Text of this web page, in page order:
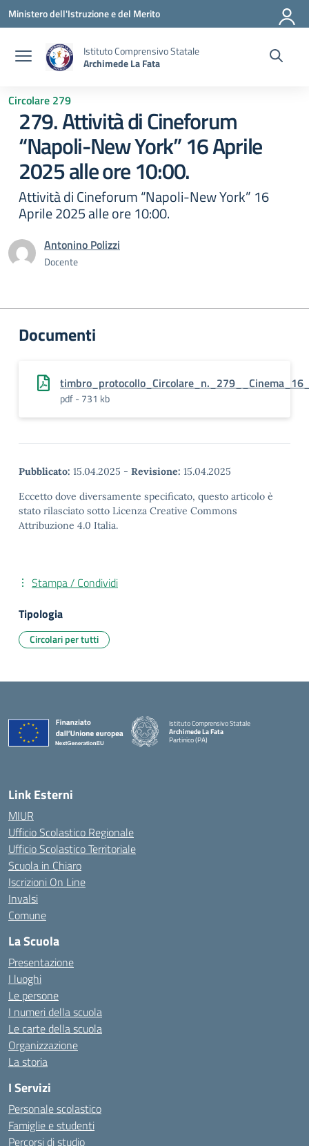
Vai ai contenuti
Vai al menu di navigazione
Vai al footer
Ministero dell'Istruzione e del Merito
Istituto Comprensivo Statale
Archimede La Fata
Circolare 279
279. Attività di Cineforum
“Napoli-New York” 16 Aprile
2025 alle ore 10:00.
Attività di Cineforum “Napoli-New York” 16
Aprile 2025 alle ore 10:00.
Antonino Polizzi
Docente
Documenti
pdf - 731 kb
Pubblicato: 15.04.2025 - Revisione: 15.04.2025
Eccetto dove diversamente specificato, questo articolo è
stato rilasciato sotto Licenza Creative Commons
Attribuzione 4.0 Italia.
Stampa / Condividi
Tipologia
Circolari per tutti
Istituto Comprensivo Statale
Archimede La Fata
Partinico (PA)
Link Esterni
MIUR
Ufficio Scolastico Regionale
Ufficio Scolastico Territoriale
Scuola in Chiaro
Iscrizioni On Line
Invalsi
Comune
La Scuola
Presentazione
I luoghi
Le persone
I numeri della scuola
Le carte della scuola
Organizzazione
La storia
I Servizi
Personale scolastico
Famiglie e studenti
Percorsi di studio